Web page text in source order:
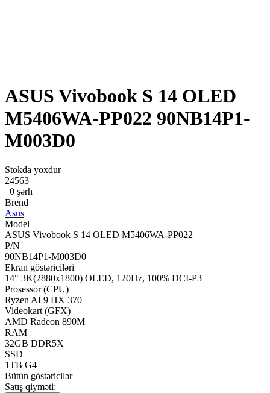
ASUS Vivobook S 14 OLED
M5406WA-PP022 90NB14P1-
M003D0
Stokda yoxdur
24563
0 şərh
Brend
Asus
Model
ASUS Vivobook S 14 OLED M5406WA-PP022
P/N
90NB14P1-M003D0
Ekran göstəriciləri
14" 3K(2880x1800) OLED, 120Hz, 100% DCI-P3
Prosessor (CPU)
Ryzen AI 9 HX 370
Videokart (GFX)
AMD Radeon 890M
RAM
32GB DDR5X
SSD
1TB G4
Bütün göstəricilər
Satış qiyməti: